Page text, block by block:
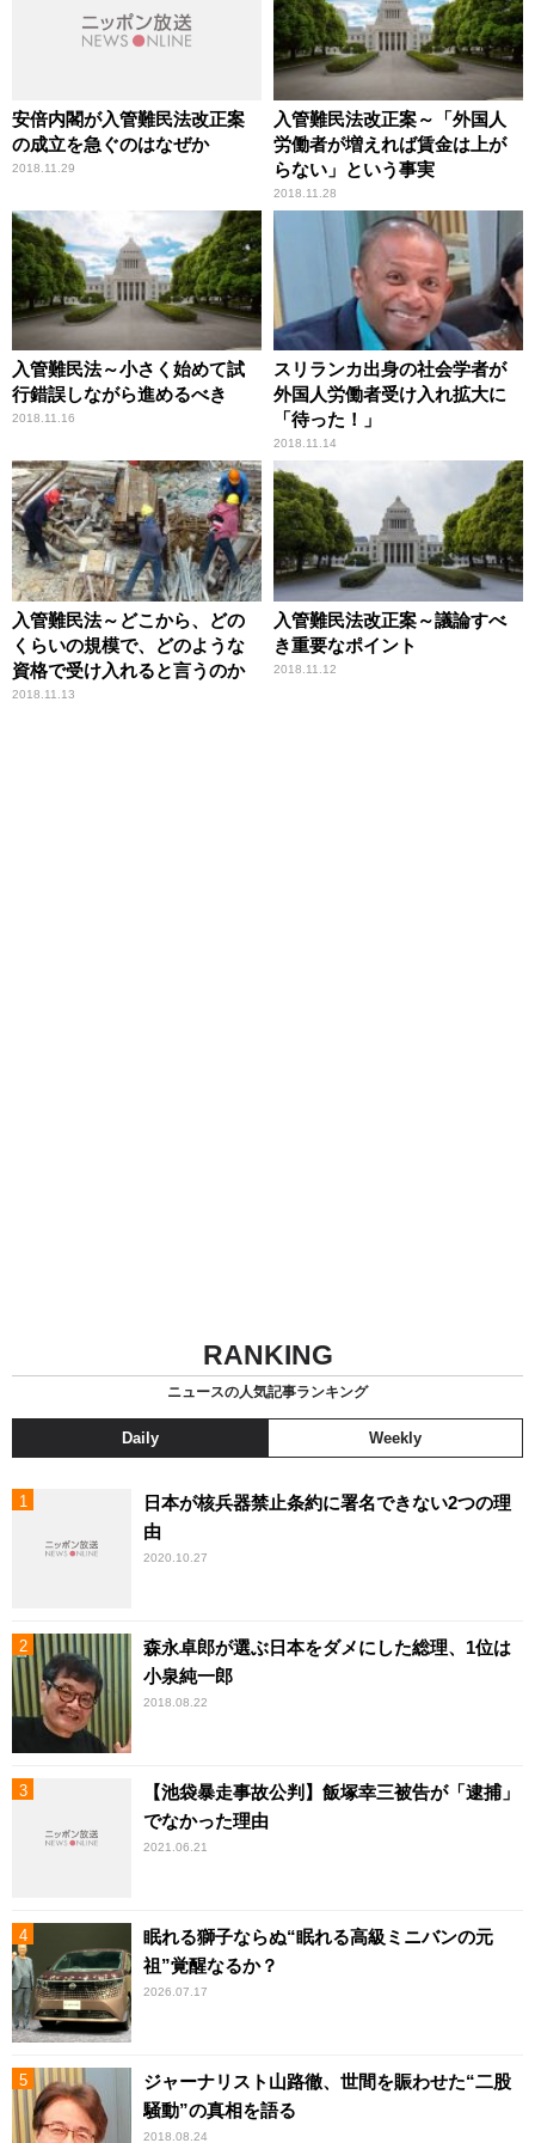
安倍内閣が入管難民法改正案
の成立を急ぐのはなぜか
2018.11.29
入管難民法改正案～「外国人
労働者が増えれば賃金は上が
らない」という事実
2018.11.28
入管難民法～小さく始めて試
行錯誤しながら進めるべき
2018.11.16
スリランカ出身の社会学者が
外国人労働者受け入れ拡大に
「待った！」
2018.11.14
入管難民法～どこから、どの
くらいの規模で、どのような
資格で受け入れると言うのか
2018.11.13
入管難民法改正案～議論すべ
き重要なポイント
2018.11.12
RANKING
ニュースの人気記事ランキング
Daily Weekly
日本が核兵器禁止条約に署名できない2つの理
由
2020.10.27
森永卓郎が選ぶ日本をダメにした総理、1位は
小泉純一郎
2018.08.22
【池袋暴走事故公判】飯塚幸三被告が「逮捕」
でなかった理由
2021.06.21
眠れる獅子ならぬ“眠れる高級ミニバンの元
祖”覚醒なるか？
2026.07.17
ジャーナリスト山路徹、世間を賑わせた“二股
騒動”の真相を語る
2018.08.24